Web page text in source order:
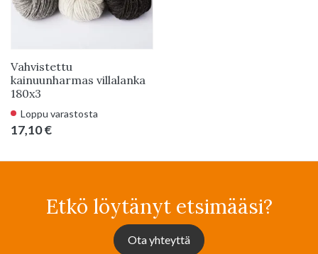
Vahvistettu
kainuunharmas villalanka
180x3
Loppu varastosta
17,10 €
Etkö löytänyt etsimääsi?
Ota yhteyttä